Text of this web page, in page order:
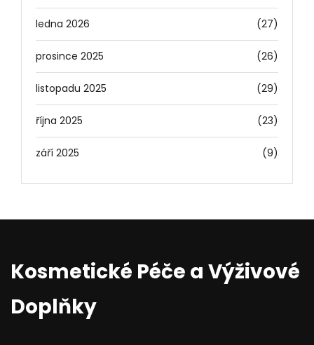
ledna 2026 (27)
prosince 2025 (26)
listopadu 2025 (29)
října 2025 (23)
září 2025 (9)
Kosmetické Péče a Výživové
Doplňky